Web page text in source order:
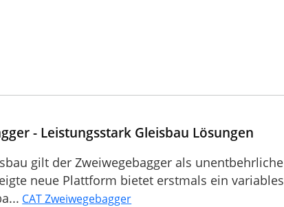
- Leistungsstark Gleisbau Lösungen
gilt der Zweiwegebagger als unentbehrliche
neue Plattform bietet erstmals ein variables
CAT Zweiwegebagger